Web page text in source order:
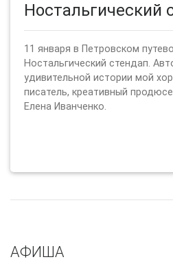
Ностальгический
11 января в Петровском
Ностальгический стендап.
удивительной истории мой
писатель, креативный
Елена Иванченко.
АФИША